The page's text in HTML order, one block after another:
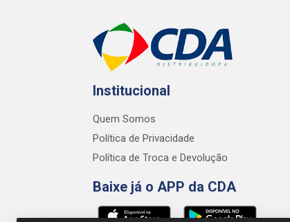
Institucional
Quem Somos
Política de Privacidade
Política de Troca e Devolução
Baixe já o APP da CDA